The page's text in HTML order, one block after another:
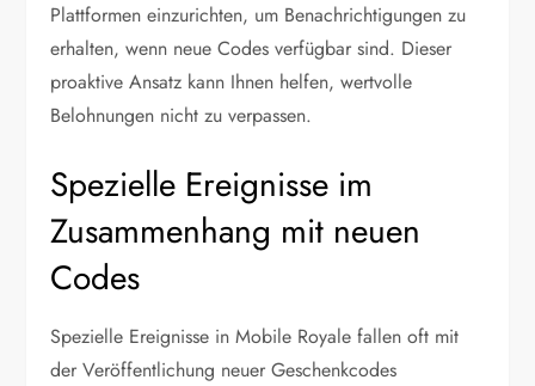
Plattformen einzurichten, um Benachrichtigungen zu
erhalten, wenn neue Codes verfügbar sind. Dieser
proaktive Ansatz kann Ihnen helfen, wertvolle
Belohnungen nicht zu verpassen.
Spezielle Ereignisse im
Zusammenhang mit neuen
Codes
Spezielle Ereignisse in Mobile Royale fallen oft mit
der Veröffentlichung neuer Geschenkcodes